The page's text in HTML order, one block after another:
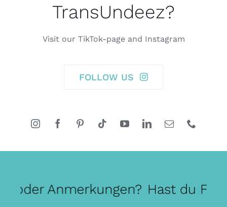
TransUndeez?
Visit our TikTok-page and Instagram
FOLLOW US
oder Anmerkungen? Hast du